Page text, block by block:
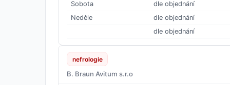
Sobota
dle objednání
Neděle
dle objednání
dle objednání
nefrologie
B. Braun Avitum s.r.o